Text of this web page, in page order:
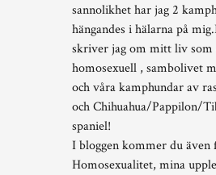
sannolikhet har jag 2
hängandes i hälarna på
skriver jag om mitt liv som
homosexuell , sambolivet
och våra kamphundar av
och Chihuahua/Pappilon/
spaniel!
I bloggen kommer du även
Homosexualitet, mina